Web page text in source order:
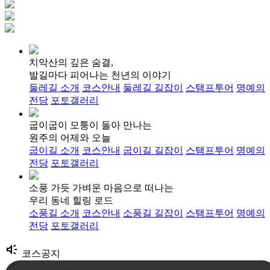
치악산의 깊은 숨결,
발길마다 피어나는 천년의 이야기
둘레길 소개 코스안내 둘레길 길잡이 스탬프투어 명예의
전당 포토갤러리
굽이굽이 모퉁이 돌아 만나는
원주의 어제와 오늘
굽이길 소개 코스안내 굽이길 길잡이 스탬프투어 명예의
전당 포토갤러리
소풍 가듯 가벼운 마음으로 떠나는
우리 동네 힐링 로드
소풍길 소개 코스안내 소풍길 길잡이 스탬프투어 명예의
전당 포토갤러리
brand_awareness 코스공지